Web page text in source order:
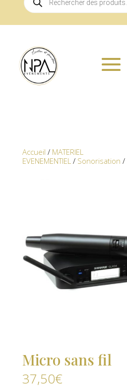
de
produits
Accueil / MATERIEL
EVENEMENTIEL/ Sonorisation /
Micro sans fil
37,50€